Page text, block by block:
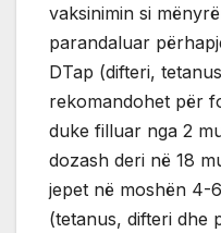
vaksinimin si
parandaluar
DTap (difteri,
rekomandohet për
duke filluar nga 2
dozash deri në 18
jepet në moshën 4-
(tetanus, difteri dhe